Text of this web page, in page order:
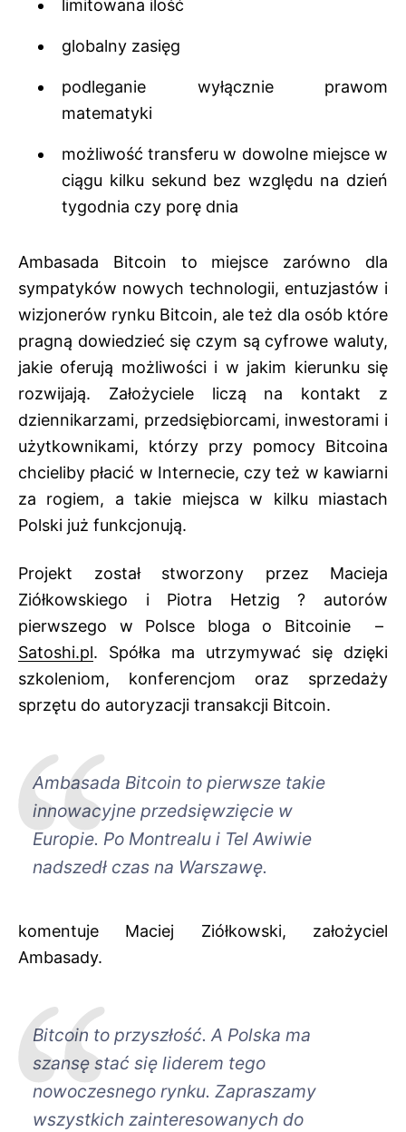
limitowana ilość
globalny zasięg
podleganie wyłącznie prawom
matematyki
możliwość transferu w dowolne miejsce w
ciągu kilku sekund bez względu na dzień
tygodnia czy porę dnia
Ambasada Bitcoin to miejsce zarówno dla
sympatyków nowych technologii, entuzjastów i
wizjonerów rynku Bitcoin, ale też dla osób które
pragną dowiedzieć się czym są cyfrowe waluty,
jakie oferują możliwości i w jakim kierunku się
rozwijają. Założyciele liczą na kontakt z
dziennikarzami, przedsiębiorcami, inwestorami i
użytkownikami, którzy przy pomocy Bitcoina
chcieliby płacić w Internecie, czy też w kawiarni
za rogiem, a takie miejsca w kilku miastach
Polski już funkcjonują.
Projekt został stworzony przez Macieja
Ziółkowskiego i Piotra Hetzig ? autorów
pierwszego w Polsce bloga o Bitcoinie –
Satoshi.pl. Spółka ma utrzymywać się dzięki
szkoleniom, konferencjom oraz sprzedaży
sprzętu do autoryzacji transakcji Bitcoin.
Ambasada Bitcoin to pierwsze takie
innowacyjne przedsięwzięcie w
Europie. Po Montrealu i Tel Awiwie
nadszedł czas na Warszawę.
komentuje Maciej Ziółkowski, założyciel
Ambasady.
Bitcoin to przyszłość. A Polska ma
szansę stać się liderem tego
nowoczesnego rynku. Zapraszamy
wszystkich zainteresowanych do